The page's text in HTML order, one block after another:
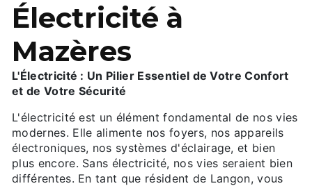
Électricité à
Mazères
L'Électricité : Un Pilier Essentiel de Votre Confort
et de Votre Sécurité
L'électricité est un élément fondamental de nos vies
modernes. Elle alimente nos foyers, nos appareils
électroniques, nos systèmes d'éclairage, et bien
plus encore. Sans électricité, nos vies seraient bien
différentes. En tant que résident de Langon, vous